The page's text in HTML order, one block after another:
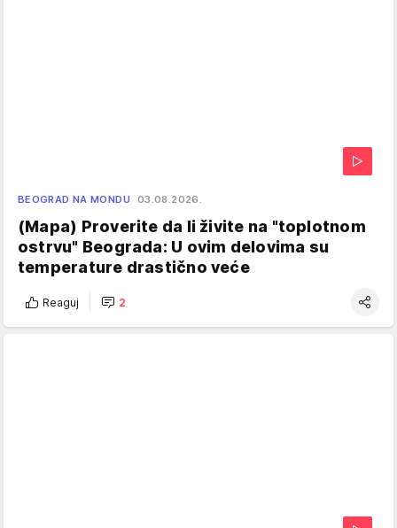
BEOGRAD NA MONDU 03.08.2026.
(Mapa) Proverite da li živite na "toplotnom
ostrvu" Beograda: U ovim delovima su
temperature drastično veće
Reaguj 2